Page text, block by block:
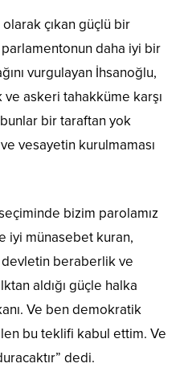
çıkan güçlü bir
parlamentonun daha iyi bir
vurgulayan İhsanoğlu,
askeri tahakküme karşı
bir taraftan yok
vesayetin kurulmaması
bizim parolamız
iyi münasebet kuran,
devletin beraberlik ve
aldığı güçle halka
Ve ben demokratik
bu teklifi kabul ettim. Ve
dedi.